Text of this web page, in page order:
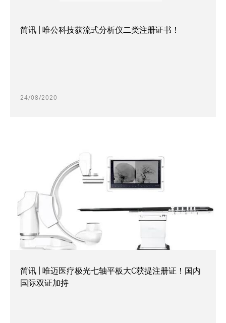
简讯 | 唯公科技获流式分析仪二类注册证书！
24/08/2020
简讯 | 唯迈医疗极光七轴平板大C获提注册证！国内
国际双证加持